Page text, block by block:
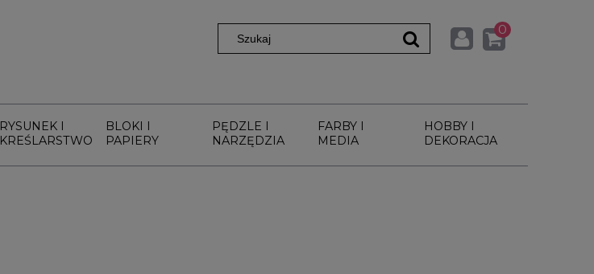
0
RYSUNEK I
KREŚLARSTWO
BLOKI I
PAPIERY
PĘDZLE I
NARZĘDZIA
FARBY I
MEDIA
HOBBY I
DEKORACJA